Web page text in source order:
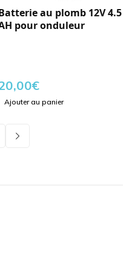
au plomb 12V 4.5
pour onduleur
€
Ajouter au panier